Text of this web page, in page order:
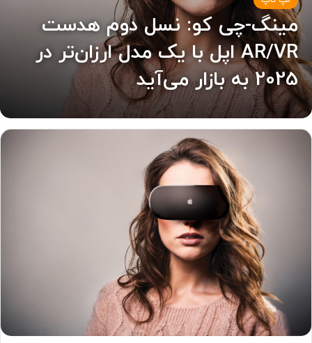
مینگ-چی کو: نسل دوم هدست
AR/VR اپل با یک مدل ارزان‌تر در
2025 به بازار می‌آید